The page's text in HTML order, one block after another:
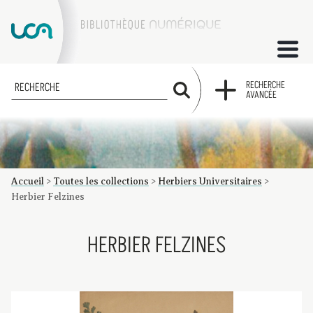
ACCUEIL
COLLECTIONS
FACTUMS
Les factums à la BU
Présentation du corpus de factums de la collection Marie
Bibliographie
Glossaire
Index de recherche
RECHERCHE
RECHERCHE
AVANCÉE
Accueil > Toutes les collections > Herbiers Universitaires >
Herbier Felzines
HERBIER FELZINES